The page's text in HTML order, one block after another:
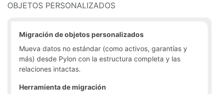
OBJETOS PERSONALIZADOS
Migración de objetos personalizados
Mueva datos no estándar (como activos, garantías y
más) desde Pylon con la estructura completa y las
relaciones intactas.
Herramienta de migración